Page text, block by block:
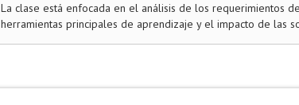
La clase está enfocada en el análisis de los requerimientos
herramientas principales de aprendizaje y el impacto de las